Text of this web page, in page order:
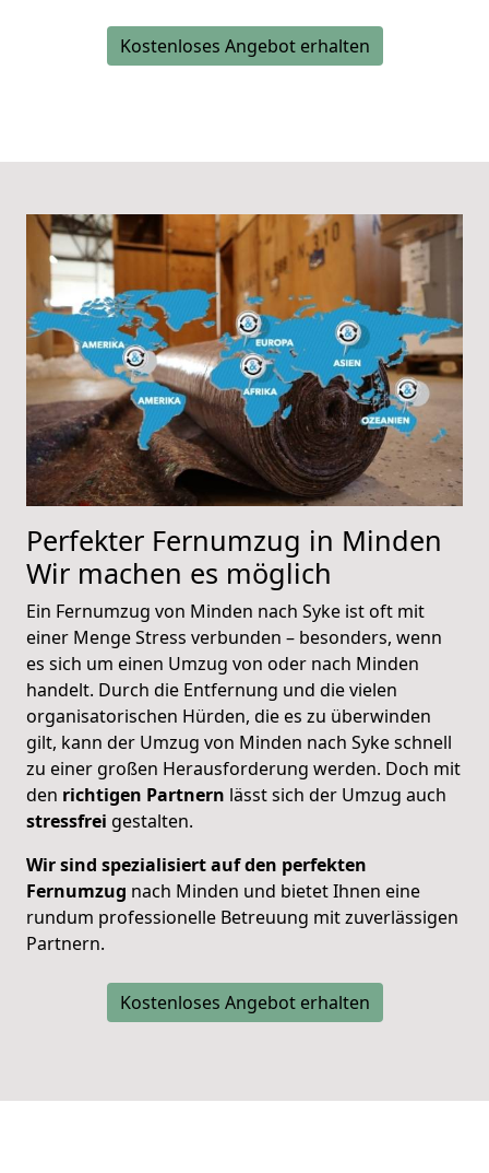
Kostenloses Angebot erhalten
Perfekter Fernumzug in Minden
Wir machen es möglich
Ein Fernumzug von Minden nach Syke ist oft mit
einer Menge Stress verbunden – besonders, wenn
es sich um einen Umzug von oder nach Minden
handelt. Durch die Entfernung und die vielen
organisatorischen Hürden, die es zu überwinden
gilt, kann der Umzug von Minden nach Syke schnell
zu einer großen Herausforderung werden. Doch mit
den richtigen Partnern lässt sich der Umzug auch
stressfrei gestalten.
Wir sind spezialisiert auf den perfekten
Fernumzug nach Minden und bietet Ihnen eine
rundum professionelle Betreuung mit zuverlässigen
Partnern.
Kostenloses Angebot erhalten